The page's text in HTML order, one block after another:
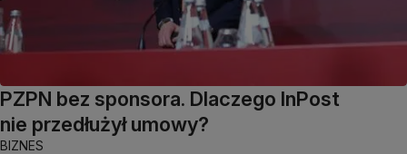
PZPN bez sponsora. Dlaczego InPost
nie przedłużył umowy?
BIZNES